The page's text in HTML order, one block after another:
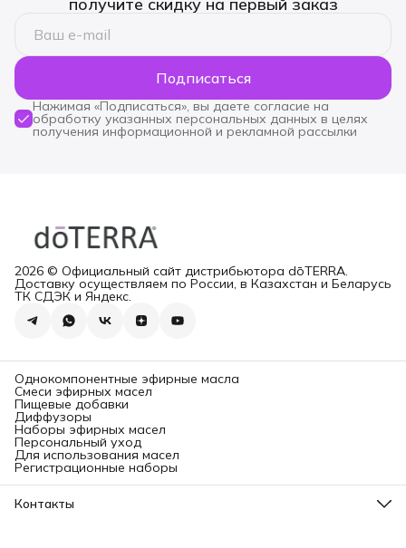
получите скидку на первый заказ
Подписаться
Нажимая «Подписаться», вы даете согласие на
обработку указанных персональных данных в целях
получения информационной и рекламной рассылки
2026 © Официальный сайт дистрибьютора dōTERRA.
Доставку осуществляем по России, в Казахстан и Беларусь
ТК СДЭК и Яндекс.
Однокомпонентные эфирные масла
Смеси эфирных масел
Пищевые добавки
Диффузоры
Наборы эфирных масел
Персональный уход
Для использования масел
Регистрационные наборы
Контакты